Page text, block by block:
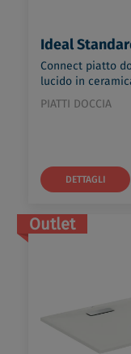
Ideal
Connect piatto
lucido in
T268601
PIATTI DOCCIA
DETTAGLI
Outlet